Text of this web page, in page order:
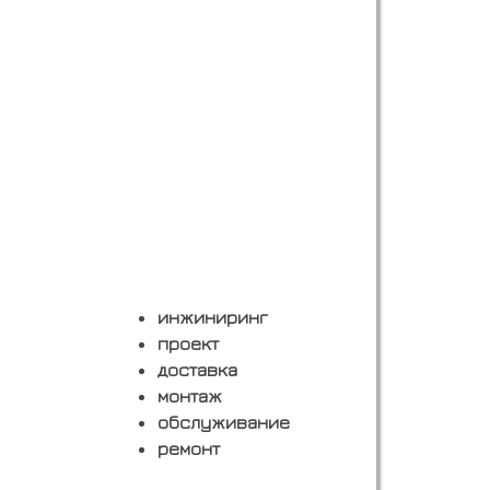
инжиниринг
проект
доставка
монтаж
обслуживание
ремонт